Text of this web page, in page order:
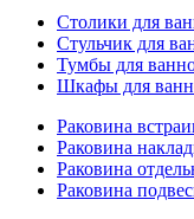
Столики для
Стульчик для
Тумбы для
Шкафы для
Раковина
Раковина
Раковина
Раковина